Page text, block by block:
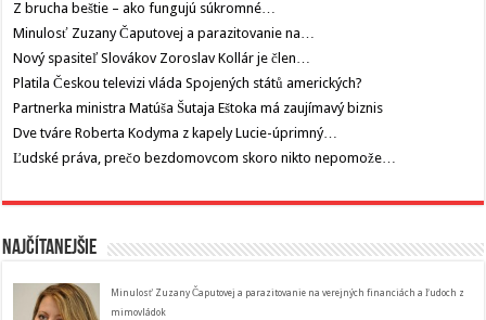
Z brucha beštie – ako fungujú súkromné…
Minulosť Zuzany Čaputovej a parazitovanie na…
Nový spasiteľ Slovákov Zoroslav Kollár je člen…
Platila Českou televizi vláda Spojených států amerických?
Partnerka ministra Matúša Šutaja Eštoka má zaujímavý biznis
Dve tváre Roberta Kodyma z kapely Lucie-úprimný…
Ľudské práva, prečo bezdomovcom skoro nikto nepomože…
Najčítanejšie
Minulosť Zuzany Čaputovej a parazitovanie na verejných financiách a ľudoch z
mimovládok